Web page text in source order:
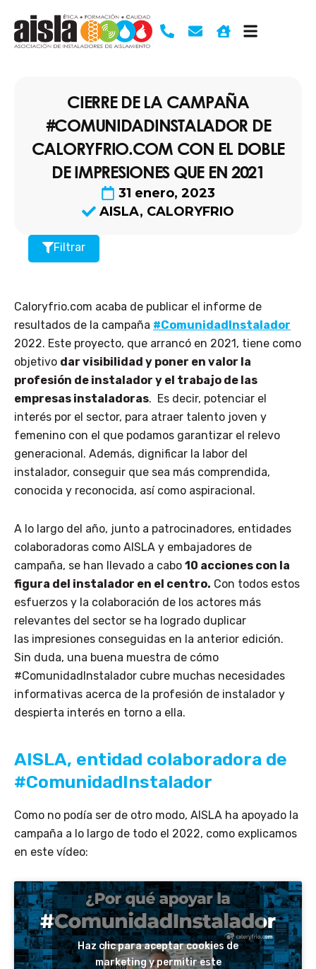
contenido
CIERRE DE LA CAMPAÑA
#COMUNIDADINSTALADOR DE
CALORYFRIO.COM CON EL DOBLE
DE IMPRESIONES QUE EN 2021
31 enero, 2023
AISLA, CALORYFRIO
Filtrar
Caloryfrio.com acaba de publicar el informe de
resultados de la campaña #ComunidadInstalador
2022. Este proyecto, que arrancó en 2021, tiene como
objetivo dar visibilidad y poner en valor la
profesión de instalador y el trabajo de las
empresas instaladoras. Es decir, potenciar el
interés por el sector, para atraer talento joven y
femenino con el que podamos garantizar el relevo
generacional. Además, dignificar la labor del
instalador, conseguir que sea más comprendida,
conocida y reconocida, así como aspiracional.
A lo largo del año, junto a patrocinadores, entidades
colaboradoras como AISLA y embajadores de
campaña, se han llevado a cabo 10 acciones con la
figura del instalador en el centro. Con todos estos
esfuerzos y la colaboración de los actores más
relevantes del sector se ha logrado duplicar
las impresiones conseguidas en la anterior edición.
Sin duda, una buena muestra de cómo
#ComunidadInstalador cubre muchas necesidades
informativas acerca de la profesión de instalador y
despierta interés en torno a ella.
AISLA, entidad colaboradora de
#ComunidadInstalador
Como no podía ser de otro modo, AISLA ha apoyado la
campaña a lo largo de todo el 2022, como explicamos
en este vídeo:
Haz clic para aceptar cookies de
marketing y permitir este